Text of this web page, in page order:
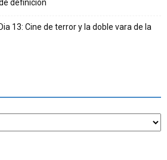
definición
13: Cine de terror y la doble vara de la